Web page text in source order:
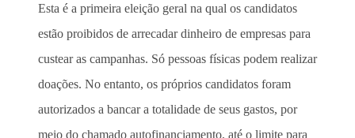
Esta é a primeira eleição geral na qual os candidatos
estão proibidos de arrecadar dinheiro de empresas para
custear as campanhas. Só pessoas físicas podem realizar
doações. No entanto, os próprios candidatos foram
autorizados a bancar a totalidade de seus gastos, por
meio do chamado autofinanciamento, até o limite para